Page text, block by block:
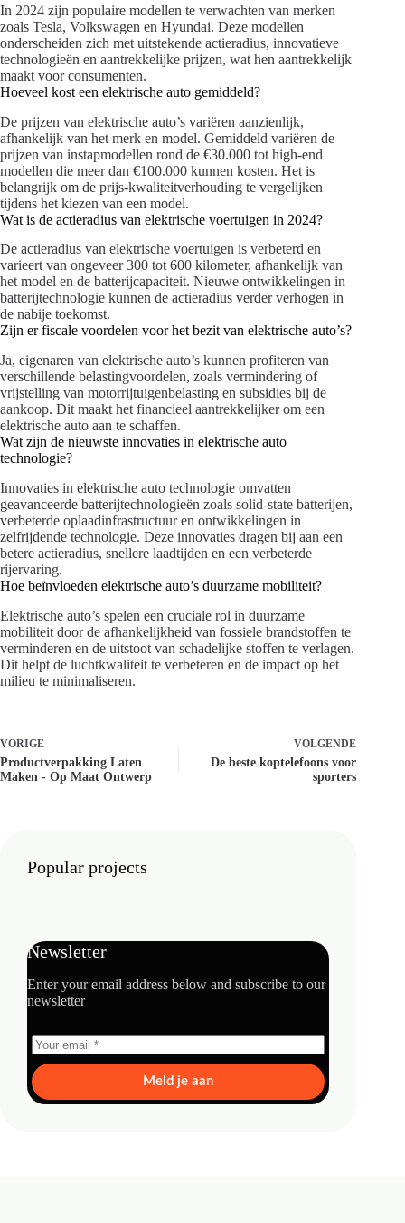
In 2024 zijn populaire modellen te verwachten van merken
zoals Tesla, Volkswagen en Hyundai. Deze modellen
onderscheiden zich met uitstekende actieradius, innovatieve
technologieën en aantrekkelijke prijzen, wat hen aantrekkelijk
maakt voor consumenten.
Hoeveel kost een elektrische auto gemiddeld?
De prijzen van elektrische auto’s variëren aanzienlijk,
afhankelijk van het merk en model. Gemiddeld variëren de
prijzen van instapmodellen rond de €30.000 tot high-end
modellen die meer dan €100.000 kunnen kosten. Het is
belangrijk om de prijs-kwaliteitverhouding te vergelijken
tijdens het kiezen van een model.
Wat is de actieradius van elektrische voertuigen in 2024?
De actieradius van elektrische voertuigen is verbeterd en
varieert van ongeveer 300 tot 600 kilometer, afhankelijk van
het model en de batterijcapaciteit. Nieuwe ontwikkelingen in
batterijtechnologie kunnen de actieradius verder verhogen in
de nabije toekomst.
Zijn er fiscale voordelen voor het bezit van elektrische auto’s?
Ja, eigenaren van elektrische auto’s kunnen profiteren van
verschillende belastingvoordelen, zoals vermindering of
vrijstelling van motorrijtuigenbelasting en subsidies bij de
aankoop. Dit maakt het financieel aantrekkelijker om een
elektrische auto aan te schaffen.
Wat zijn de nieuwste innovaties in elektrische auto
technologie?
Innovaties in elektrische auto technologie omvatten
geavanceerde batterijtechnologieën zoals solid-state batterijen,
verbeterde oplaadinfrastructuur en ontwikkelingen in
zelfrijdende technologie. Deze innovaties dragen bij aan een
betere actieradius, snellere laadtijden en een verbeterde
rijervaring.
Hoe beïnvloeden elektrische auto’s duurzame mobiliteit?
Elektrische auto’s spelen een cruciale rol in duurzame
mobiliteit door de afhankelijkheid van fossiele brandstoffen te
verminderen en de uitstoot van schadelijke stoffen te verlagen.
Dit helpt de luchtkwaliteit te verbeteren en de impact op het
milieu te minimaliseren.
VORIGE
Productverpakking Laten
Maken - Op Maat Ontwerp
VOLGENDE
De beste koptelefoons voor
sporters
Popular projects
Newsletter
Enter your email address below and subscribe to our
newsletter
Meld je aan